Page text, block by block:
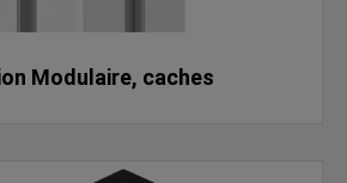
Modulaire, caches